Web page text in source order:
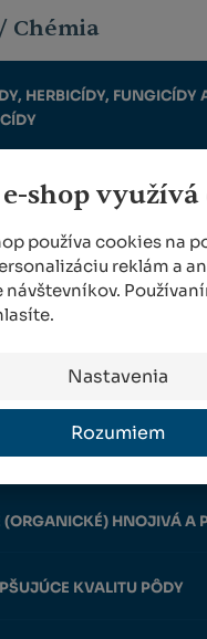
shop využívá
používa cookies na
reklám a
návštevníkov.
Nastavenia
Rozumiem
Chémia
HERBICÍDY, FUNGICÍDY
RASTLINY
LÁTKY
(ORGANICKÉ) HNOJIVÁ A
KVALITU PÔDY